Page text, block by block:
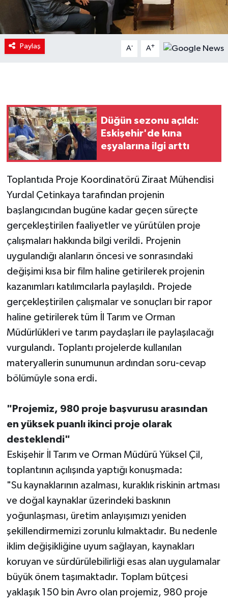
Paylaş A- A+
Düğün sezonu açıldı:
Eskişehir'de kına
eşyalarına ilgi arttı
Toplantıda Proje Koordinatörü Ziraat Mühendisi
Yurdal Çetinkaya tarafından projenin
başlangıcından bugüne kadar geçen süreçte
gerçekleştirilen faaliyetler ve yürütülen proje
çalışmaları hakkında bilgi verildi. Projenin
uygulandığı alanların öncesi ve sonrasındaki
değişimi kısa bir film haline getirilerek projenin
kazanımları katılımcılarla paylaşıldı. Projede
gerçekleştirilen çalışmalar ve sonuçları bir rapor
haline getirilerek tüm İl Tarım ve Orman
Müdürlükleri ve tarım paydaşları ile paylaşılacağı
vurgulandı. Toplantı projelerde kullanılan
materyallerin sunumunun ardından soru-cevap
bölümüyle sona erdi.
"Projemiz, 980 proje başvurusu arasından
en yüksek puanlı ikinci proje olarak
desteklendi"
Eskişehir İl Tarım ve Orman Müdürü Yüksel Çil,
toplantının açılışında yaptığı konuşmada:
"Su kaynaklarının azalması, kuraklık riskinin artması
ve doğal kaynaklar üzerindeki baskının
yoğunlaşması, üretim anlayışımızı yeniden
şekillendirmemizi zorunlu kılmaktadır. Bu nedenle
iklim değişikliğine uyum sağlayan, kaynakları
koruyan ve sürdürülebilirliği esas alan uygulamalar
büyük önem taşımaktadır. Toplam bütçesi
yaklaşık 150 bin Avro olan projemiz, 980 proje